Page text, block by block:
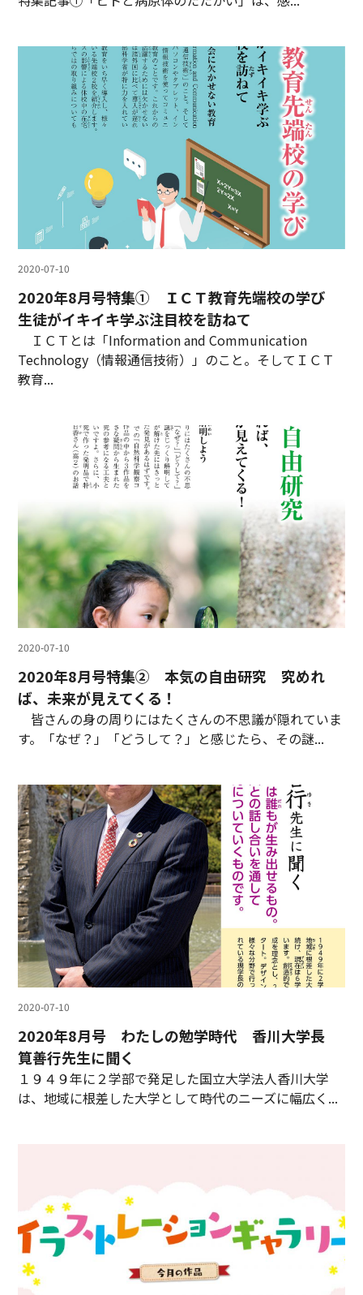
2020-07-10
2020年8月号特集① ＩＣＴ教育先端校の学び
生徒がイキイキ学ぶ注目校を訪ねて
ＩＣＴとは「Information and Communication
Technology（情報通信技術）」のこと。そしてＩＣＴ
教育...
2020-07-10
2020年8月号特集② 本気の自由研究 究めれ
ば、未来が見えてくる！
皆さんの身の周りにはたくさんの不思議が隠れていま
す。「なぜ？」「どうして？」と感じたら、その謎...
2020-07-10
2020年8月号 わたしの勉学時代 香川大学長
筧善行先生に聞く
１９４９年に２学部で発足した国立大学法人香川大学
は、地域に根差した大学として時代のニーズに幅広く...